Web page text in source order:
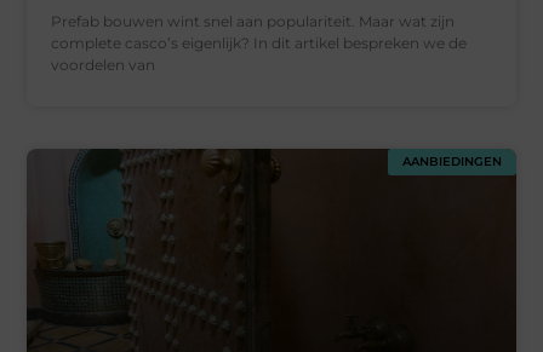
Prefab bouwen wint snel aan populariteit. Maar wat zijn
complete casco’s eigenlijk? In dit artikel bespreken we de
voordelen van
AANBIEDINGEN